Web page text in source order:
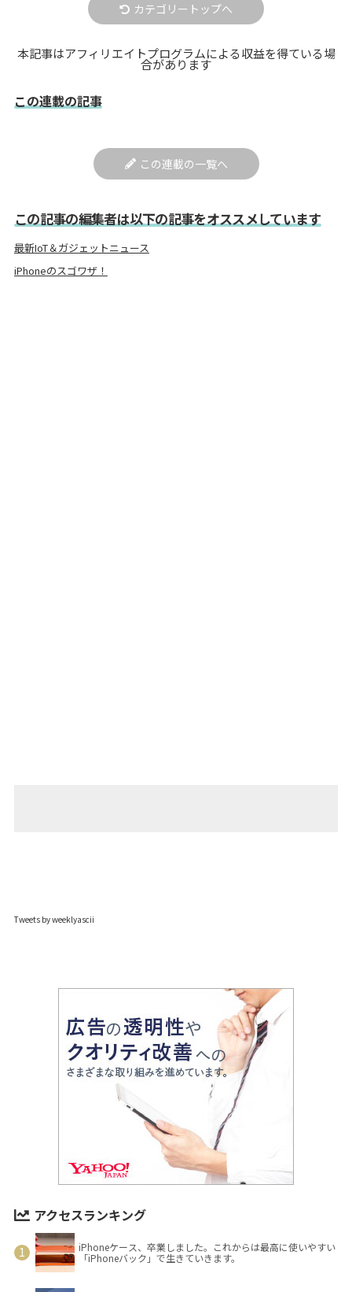
カテゴリートップへ
本記事はアフィリエイトプログラムによる収益を得ている場
合があります
この連載の記事
この連載の一覧へ
この記事の編集者は以下の記事をオススメしています
最新IoT＆ガジェットニュース
iPhoneのスゴワザ！
Tweets by weeklyascii
アクセスランキング
iPhoneケース、卒業しました。これからは最高に使いやすい
「iPhoneバック」で生きていきます。